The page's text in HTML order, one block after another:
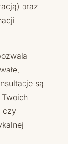
oraz
są
czy